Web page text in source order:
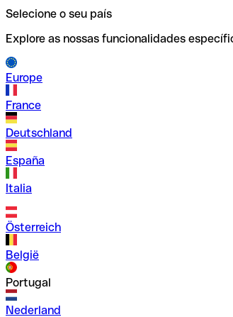
Selecione o seu país
Explore as nossas funcionalidades
Europe
France
Deutschland
España
Italia
Österreich
België
Portugal
Nederland